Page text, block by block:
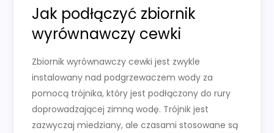
Jak podłączyć zbiornik
wyrównawczy cewki
Zbiornik wyrównawczy cewki jest zwykle
instalowany nad podgrzewaczem wody za
pomocą trójnika, który jest podłączony do rury
doprowadzającej zimną wodę. Trójnik jest
zazwyczaj miedziany, ale czasami stosowane są